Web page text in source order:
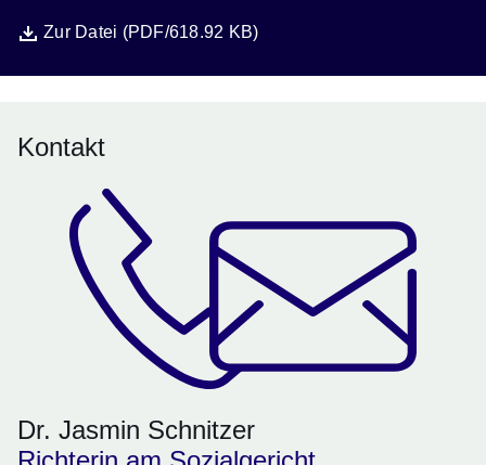
DateiZur Datei (PDF/618.92 KB)
Öffnet sich in einem neuen Fenster
Kontakt
Dr. Jasmin Schnitzer